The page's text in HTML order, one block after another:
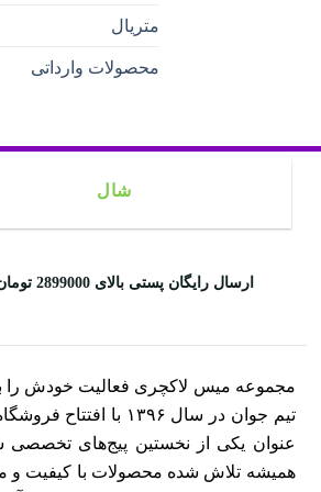
متریال
محصولات وارداتی
شال
ارسال رایگان پستی بالای 2899000 تومان
مجموعه میس لاکچری فعالیت خودش را
تیم جوان در سال ۱۳۹۶
عنوان یکی از نخستین پیج‌های
همیشه تلاش شده محصولات با کیفیت و